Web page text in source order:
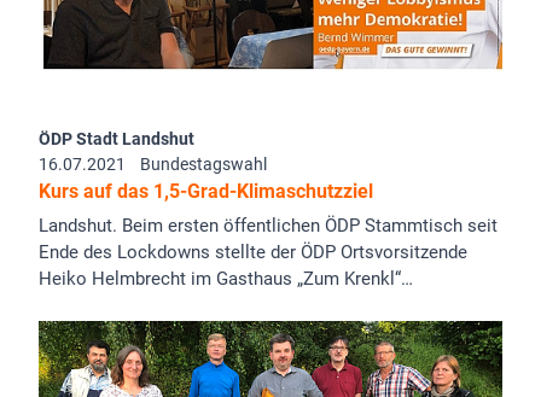
ÖDP Stadt Landshut
16.07.2021
Bundestagswahl
Kurs auf das 1,5-Grad-Klimaschutzziel
Landshut. Beim ersten öffentlichen ÖDP Stammtisch seit
Ende des Lockdowns stellte der ÖDP Ortsvorsitzende
Heiko Helmbrecht im Gasthaus „Zum Krenkl“…